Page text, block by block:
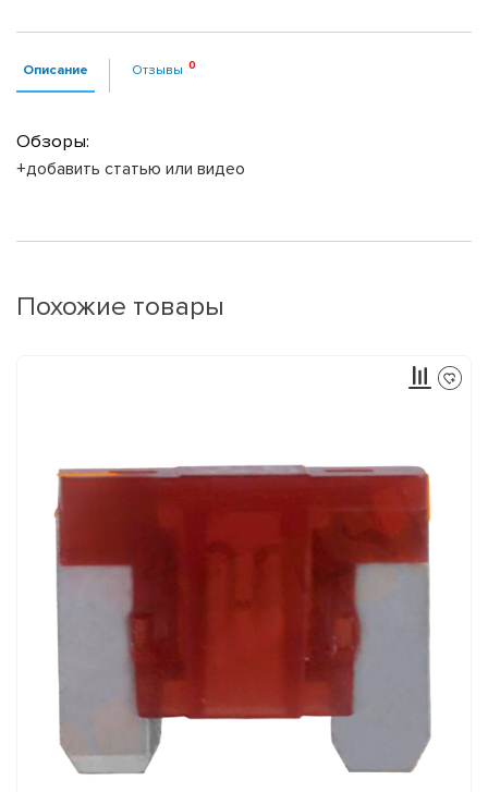
Описание Отзывы
Обзоры:
+добавить статью или видео
Похожие товары